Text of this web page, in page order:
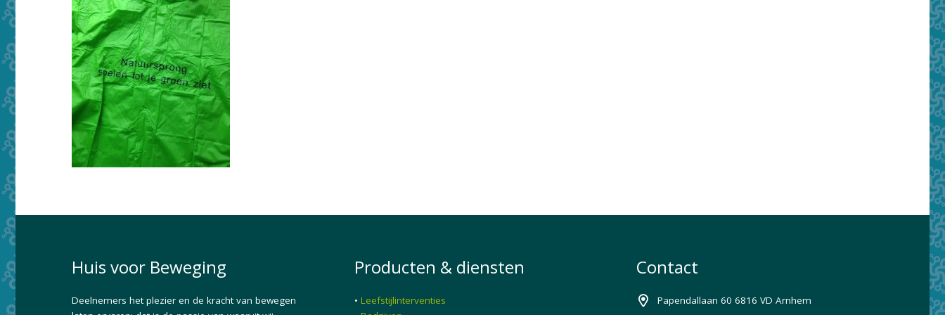
Huis voor Beweging
Deelnemers het plezier en de kracht van bewegen
Producten & diensten
• Leefstijlinterventies
Contact
Papendallaan 60 6816 VD Arnhem